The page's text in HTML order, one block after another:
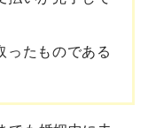
ったものである